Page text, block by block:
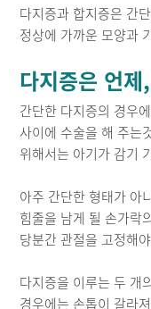
다지증과 합지증은 간
정상에 가까운 모양과
다지증은 언
간단한 다지증의 경우
사이에 수술을 해 주는
위해서는 아기가 감기
아주 간단한 형태가 아
힘줄을 남게 될 손가락
당분간 관절을 고정해
다지증을 이루는 두 개
경우에는 손톱이 갈라